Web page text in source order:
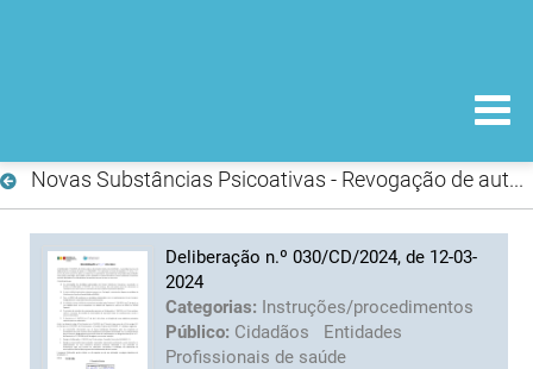
Novas Substâncias Psicoativas - Revogação de autorizações
Deliberação n.º 030/CD/2024, de 12-03-
2024
Categorias: Instruções/procedimentos
Público: Cidadãos
Entidades
Profissionais de saúde